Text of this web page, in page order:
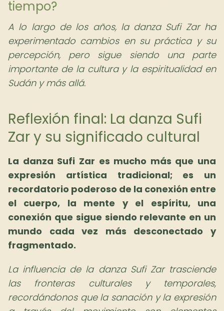
tiempo?
A lo largo de los años, la danza Sufi Zar ha
experimentado cambios en su práctica y su
percepción, pero sigue siendo una parte
importante de la cultura y la espiritualidad en
Sudán y más allá.
Reflexión final: La danza Sufi
Zar y su significado cultural
La danza Sufi Zar es mucho más que una
expresión artística tradicional; es un
recordatorio poderoso de la conexión entre
el cuerpo, la mente y el espíritu, una
conexión que sigue siendo relevante en un
mundo cada vez más desconectado y
fragmentado.
La influencia de la danza Sufi Zar trasciende
las fronteras culturales y temporales,
recordándonos que la sanación y la expresión